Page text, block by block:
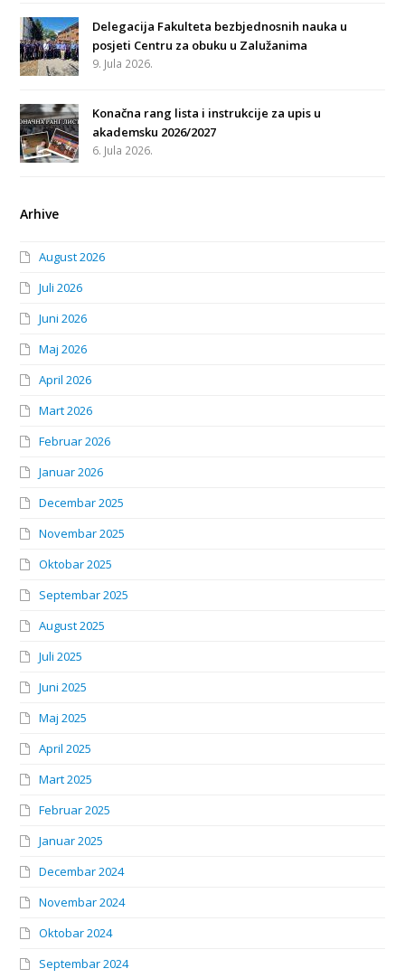
Delegacija Fakulteta bezbjednosnih nauka u
posjeti Centru za obuku u Zalužanima
9. Jula 2026.
Konačna rang lista i instrukcije za upis u
akademsku 2026/2027
6. Jula 2026.
Arhive
August 2026
Juli 2026
Juni 2026
Maj 2026
April 2026
Mart 2026
Februar 2026
Januar 2026
Decembar 2025
Novembar 2025
Oktobar 2025
Septembar 2025
August 2025
Juli 2025
Juni 2025
Maj 2025
April 2025
Mart 2025
Februar 2025
Januar 2025
Decembar 2024
Novembar 2024
Oktobar 2024
Septembar 2024